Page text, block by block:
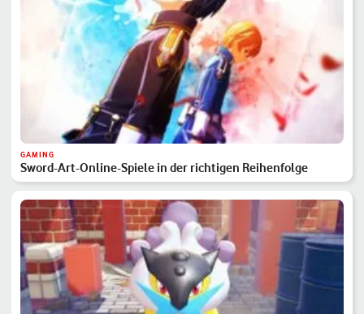
GAMING
Sword-Art-Online-Spiele in der richtigen Reihenfolge